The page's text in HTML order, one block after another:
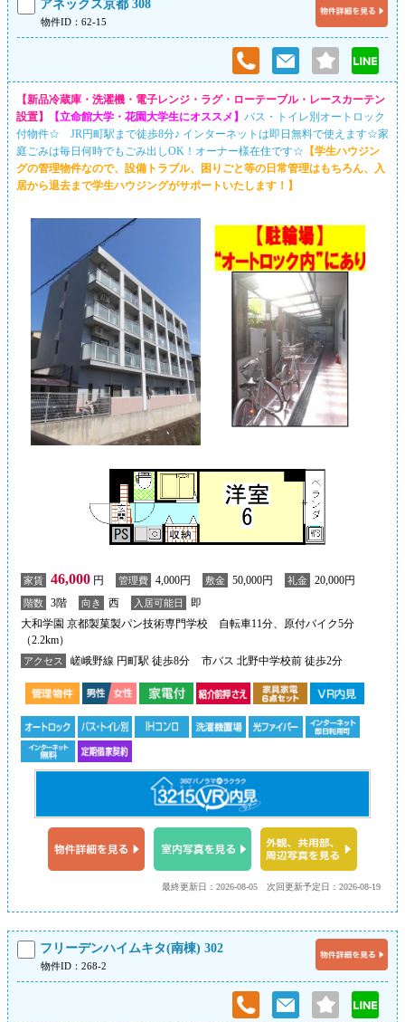
アネックス京都 308
物件ID：62-15
【新品冷蔵庫・洗濯機・電子レンジ・ラグ・ローテーブル・レースカーテン
設置】
【立命館大学・花園大学生にオススメ】 バス・トイレ別オートロック
付物件☆ JR円町駅まで徒歩8分♪ インターネットは即日無料で使えます☆家
庭ごみは毎日何時でもごみ出しOK！オーナー様在住です☆ 【学生ハウジン
グの管理物件なので、設備トラブル、困りごと等の日常管理はもちろん、入
居から退去まで学生ハウジングがサポートいたします！】
家賃 46,000 円 管理費 4,000円 敷金 50,000円 礼金 20,000円
階数 3階 向き 西 入居可能日
即
大和学園 京都製菓製パン技術専門学校 自転車11分、原付バイク5分
（2.2km）
アクセス 嵯峨野線 円町駅 徒歩8分 市バス 北野中学校前 徒歩2分
次回更新予定日：2026-08-19
最終更新日：2026-08-05
フリーデンハイムキタ(南棟) 302
物件ID：268-2